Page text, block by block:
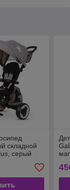
складной
серый